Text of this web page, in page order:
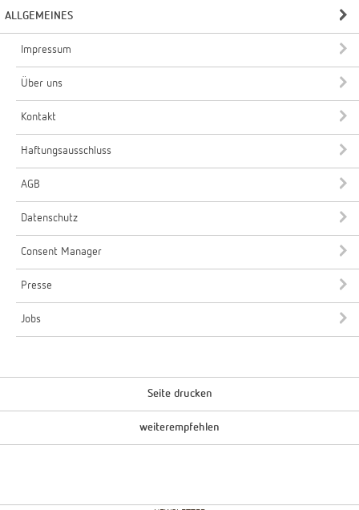
ALLGEMEINES
Impressum
Über uns
Kontakt
Haftungsausschluss
AGB
Datenschutz
Consent Manager
Presse
Jobs
Seite drucken
weiterempfehlen